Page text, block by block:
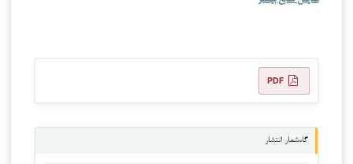
PDF
گاه‌شمار انتشار